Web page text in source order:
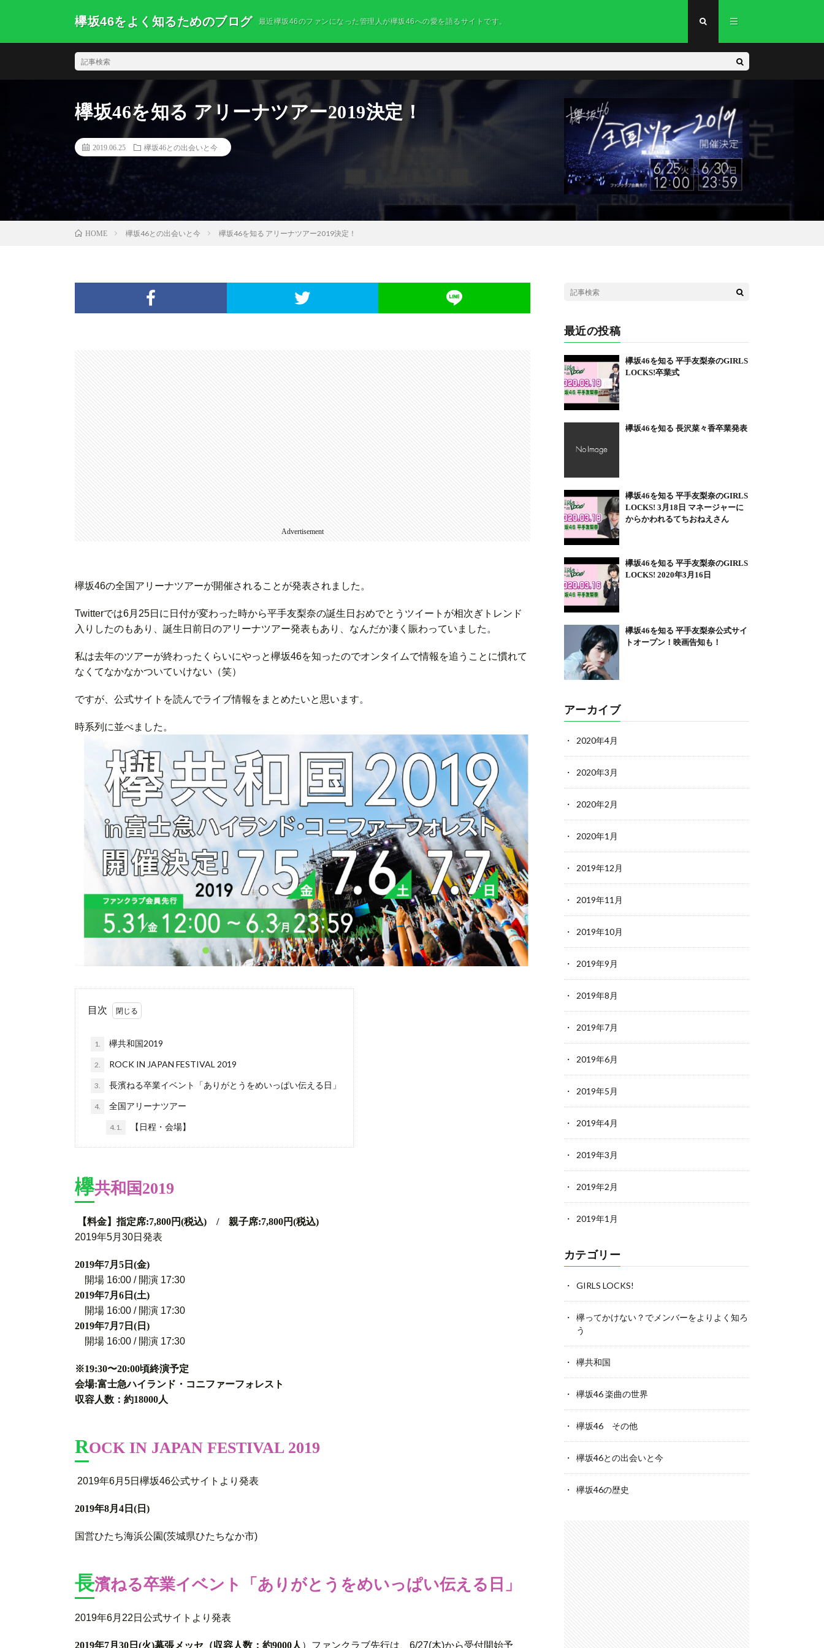
欅坂46をよく知るためのブログ 最近欅坂46のファンになった管理人が欅坂46への愛を語るサイトです。
欅坂46を知る アリーナツアー2019決定！
2019.06.25 欅坂46との出会いと今
HOME 欅坂46との出会いと今 欅坂46を知る アリーナツアー2019決定！
Advertisement
欅坂46の全国アリーナツアーが開催されることが発表されました。
Twitterでは6月25日に日付が変わった時から平手友梨奈の誕生日おめでとうツイートが相次ぎトレンド
入りしたのもあり、誕生日前日のアリーナツアー発表もあり、なんだか凄く賑わっていました。
私は去年のツアーが終わったくらいにやっと欅坂46を知ったのでオンタイムで情報を追うことに慣れて
なくてなかなかついていけない（笑）
ですが、公式サイトを読んでライブ情報をまとめたいと思います。
時系列に並べました。
目次
1. 欅共和国2019
2. ROCK IN JAPAN FESTIVAL 2019
3. 長濱ねる卒業イベント「ありがとうをめいっぱい伝える日」
4. 全国アリーナツアー
4.1. 【日程・会場】
欅共和国2019
【料金】指定席:7,800円(税込) / 親子席:7,800円(税込)
2019年5月30日発表
2019年7月5日(金)
開場 16:00 / 開演 17:30
2019年7月6日(土)
開場 16:00 / 開演 17:30
2019年7月7日(日)
開場 16:00 / 開演 17:30
※19:30〜20:00頃終演予定
会場:富士急ハイランド・コニファーフォレスト
収容人数：約18000人
ROCK IN JAPAN FESTIVAL 2019
2019年6月5日欅坂46公式サイトより発表
2019年8月4日(日)
国営ひたち海浜公園(茨城県ひたちなか市)
長濱ねる卒業イベント「ありがとうをめいっぱい伝える日」
2019年6月22日公式サイトより発表
2019年7月30日(火)幕張メッセ（収容人数：約9000人 ）ファンクラブ先行は、6/27(木)から受付開始予
最近の投稿
欅坂46を知る 平手友梨奈のGIRLS
LOCKS!卒業式
欅坂46を知る 長沢菜々香卒業発表
欅坂46を知る 平手友梨奈のGIRLS
LOCKS! 3月18日 マネージャーに
からかわれるてちおねえさん
欅坂46を知る 平手友梨奈のGIRLS
LOCKS! 2020年3月16日
欅坂46を知る 平手友梨奈公式サイ
トオープン！映画告知も！
アーカイブ
2020年4月
2020年3月
2020年2月
2020年1月
2019年12月
2019年11月
2019年10月
2019年9月
2019年8月
2019年7月
2019年6月
2019年5月
2019年4月
2019年3月
2019年2月
2019年1月
カテゴリー
GIRLS LOCKS!
欅ってかけない？でメンバーをよりよく知ろ
う
欅共和国
欅坂46 楽曲の世界
欅坂46 その他
欅坂46との出会いと今
欅坂46の歴史